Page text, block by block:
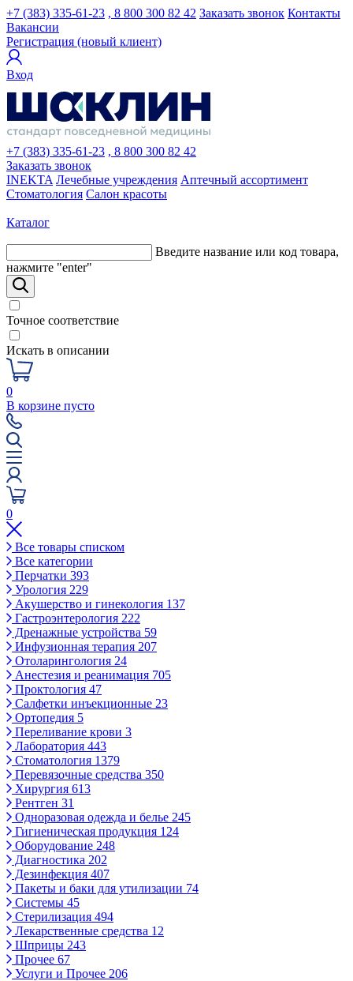
+7 (383) 335-61-23 , 8 800 300 82 42 Заказать звонок Контакты
Вакансии
Регистрация (новый клиент)
Вход
+7 (383) 335-61-23 , 8 800 300 82 42
Заказать звонок
INEKTA Лечебные учреждения Аптечный ассортимент
Стоматология Салон красоты
Каталог
Введите название или код товара,
нажмите "enter"
Точное соответствие
Искать в описании
0
В корзине пусто
0
Все товары списком
Все категории
Перчатки 393
Урология 229
Акушерство и гинекология 137
Гастроэнтерология 222
Дренажные устройства 59
Инфузионная терапия 207
Отоларингология 24
Анестезия и реанимация 705
Проктология 47
Салфетки инъекционные 23
Ортопедия 5
Переливание крови 3
Лаборатория 443
Стоматология 1379
Перевязочные средства 350
Хирургия 613
Рентген 31
Одноразовая одежда и белье 245
Гигиеническая продукция 124
Оборудование 248
Диагностика 202
Дезинфекция 407
Пакеты и баки для утилизации 74
Системы 45
Стерилизация 494
Лекарственные средства 12
Шприцы 243
Прочее 67
Услуги и Прочее 206